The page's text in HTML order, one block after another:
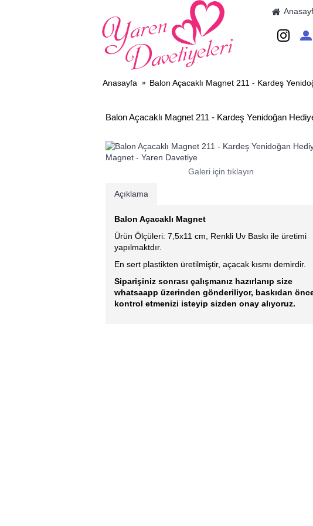
Anasayfa Balon Açacaklı Magnet 211 - Kardeş
Balon Açacaklı Magnet 211 - Kardeş Yenidoğan
Galeri için tıklayın
Açıklama
Balon Açacaklı Magnet
Ürün Ölçüleri: 7,5x11 cm, Renkli Uv Baskı ile üretimi
yapılmaktdır.
En sert plastikten üretilmiştir, açacak kısmı demirdir.
Siparişiniz sonrası çalışmanız hazırlanıp size
whatsaapp üzerinden gönderiliyor, baskıdan
kontrol etmenizi isteyip sizden onay alıyoruz.